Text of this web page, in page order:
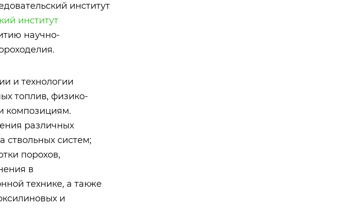
институт
институт
научно-
и технологии
топлив, физико-
композициям.
различных
ствольных систем;
порохов,
в
технике, а также
и